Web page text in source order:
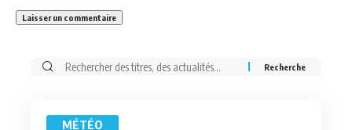
Rechercher:
MÉTÉO